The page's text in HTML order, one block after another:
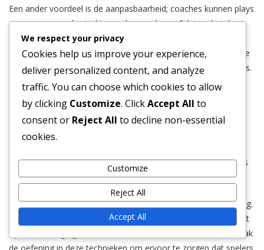
Een ander voordeel is de aanpasbaarheid; coaches kunnen plays
aanpassen aan de sterkte van hun spelers, of dat nu betekent
dat ze de nadruk leggen op snelheid, kracht of behendigheid.
Deze flexibiliteit kan een game-changer zijn, vooral wanneer ze
worden geconfronteerd met verschillende defensieve schema’s.
Misdirection-technieken
Misdirection is een hoeksteen van de Wing-T-aanval, waarbij
fakes en misleidende bewegingen worden gebruikt om
omvatten valse overdrachten en reverse-plays, die verdedigers
weg kunnen trekken van de werkelijke baldrager.
Effectieve misdirection vereist nauwkeurige timing en uitvoering.
Spelers moeten hun fakes overtuigend verkopen om de impact
op de verdediging te maximaliseren. Coaches benadrukken vaak
We respect your privacy
Cookies help us improve your experience,
deliver personalized content, and analyze
traffic. You can choose which cookies to allow
by clicking Customize. ClickAccept All to
consent or Reject All to decline non-essential
cookies.
Customize
Reject All
Accept All